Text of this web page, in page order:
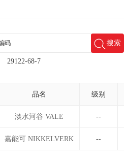
搜索
29122-68-7
品名 级别
淡水河谷 VALE --
嘉能可 NIKKELVERK --